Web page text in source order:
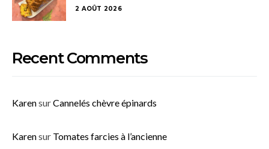
2 AOÛT 2026
Recent Comments
KarensurCannelés chèvre épinards
Karensur Tomates farcies à l’ancienne